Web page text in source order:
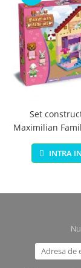
Set
Maximilian
INTRA